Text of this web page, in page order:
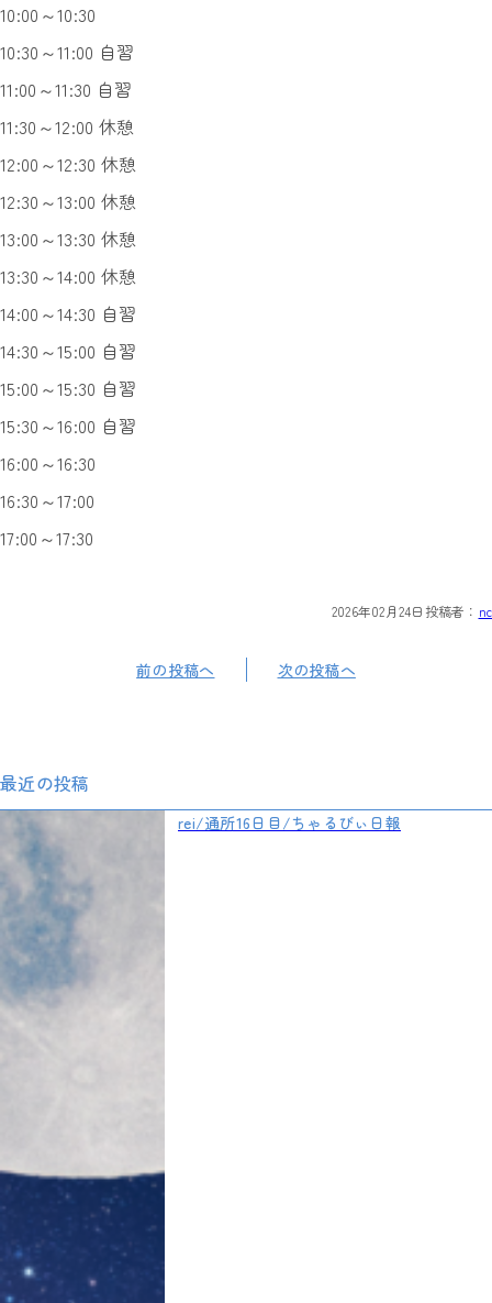
10:00～10:30
10:30～11:00 自習
11:00～11:30 自習
11:30～12:00 休憩
12:00～12:30 休憩
12:30～13:00 休憩
13:00～13:30 休憩
13:30～14:00 休憩
14:00～14:30 自習
14:30～15:00 自習
15:00～15:30 自習
15:30～16:00 自習
16:00～16:30
16:30～17:00
17:00～17:30
2026年02月24日 投稿者： nc
前の投稿へ 次の投稿へ
最近の投稿
rei/通所16日目/ちゃるびぃ日報